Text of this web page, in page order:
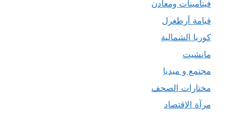
فيتامينات ومعادن
قيامة أرطغرل
كوريا الشمالية
مانشيت
مجتمع و ميديا
مختارات الصحف
مرآة الاقتصاد